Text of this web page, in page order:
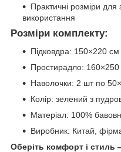
Практичні розміри
використання
Розміри комплекту:
Підковдра: 150×220 см
Простирадло: 160×250
Наволочки: 2 шт по
Колір: зелений з
Матеріал: 100%
Виробник: Китай,
Оберіть комфорт і стиль